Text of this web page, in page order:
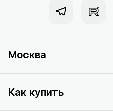
Москва
Как купить